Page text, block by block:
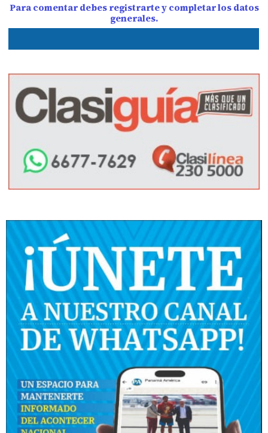
Para comentar debes registrarte y completar los datos
generales.